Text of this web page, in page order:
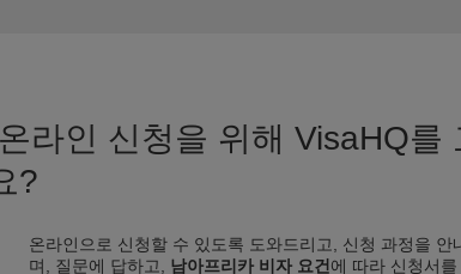
라인 신청을 위해 VisaHQ를
?
온라인으로 신청할 수 있도록 도와드리고, 신청 과정을 안
며, 질문에 답하고, 남아프리카 비자 요건 에 따라 신청서를